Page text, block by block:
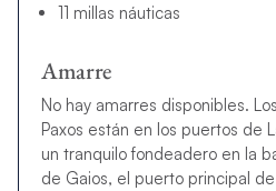
11 millas náuticas
Amarre
No hay amarres disponibles.
Paxos están en los puertos de
un tranquilo fondeadero en la
de Gaios, el puerto principal